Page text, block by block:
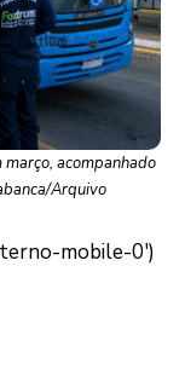
acompanhado
Arquivo